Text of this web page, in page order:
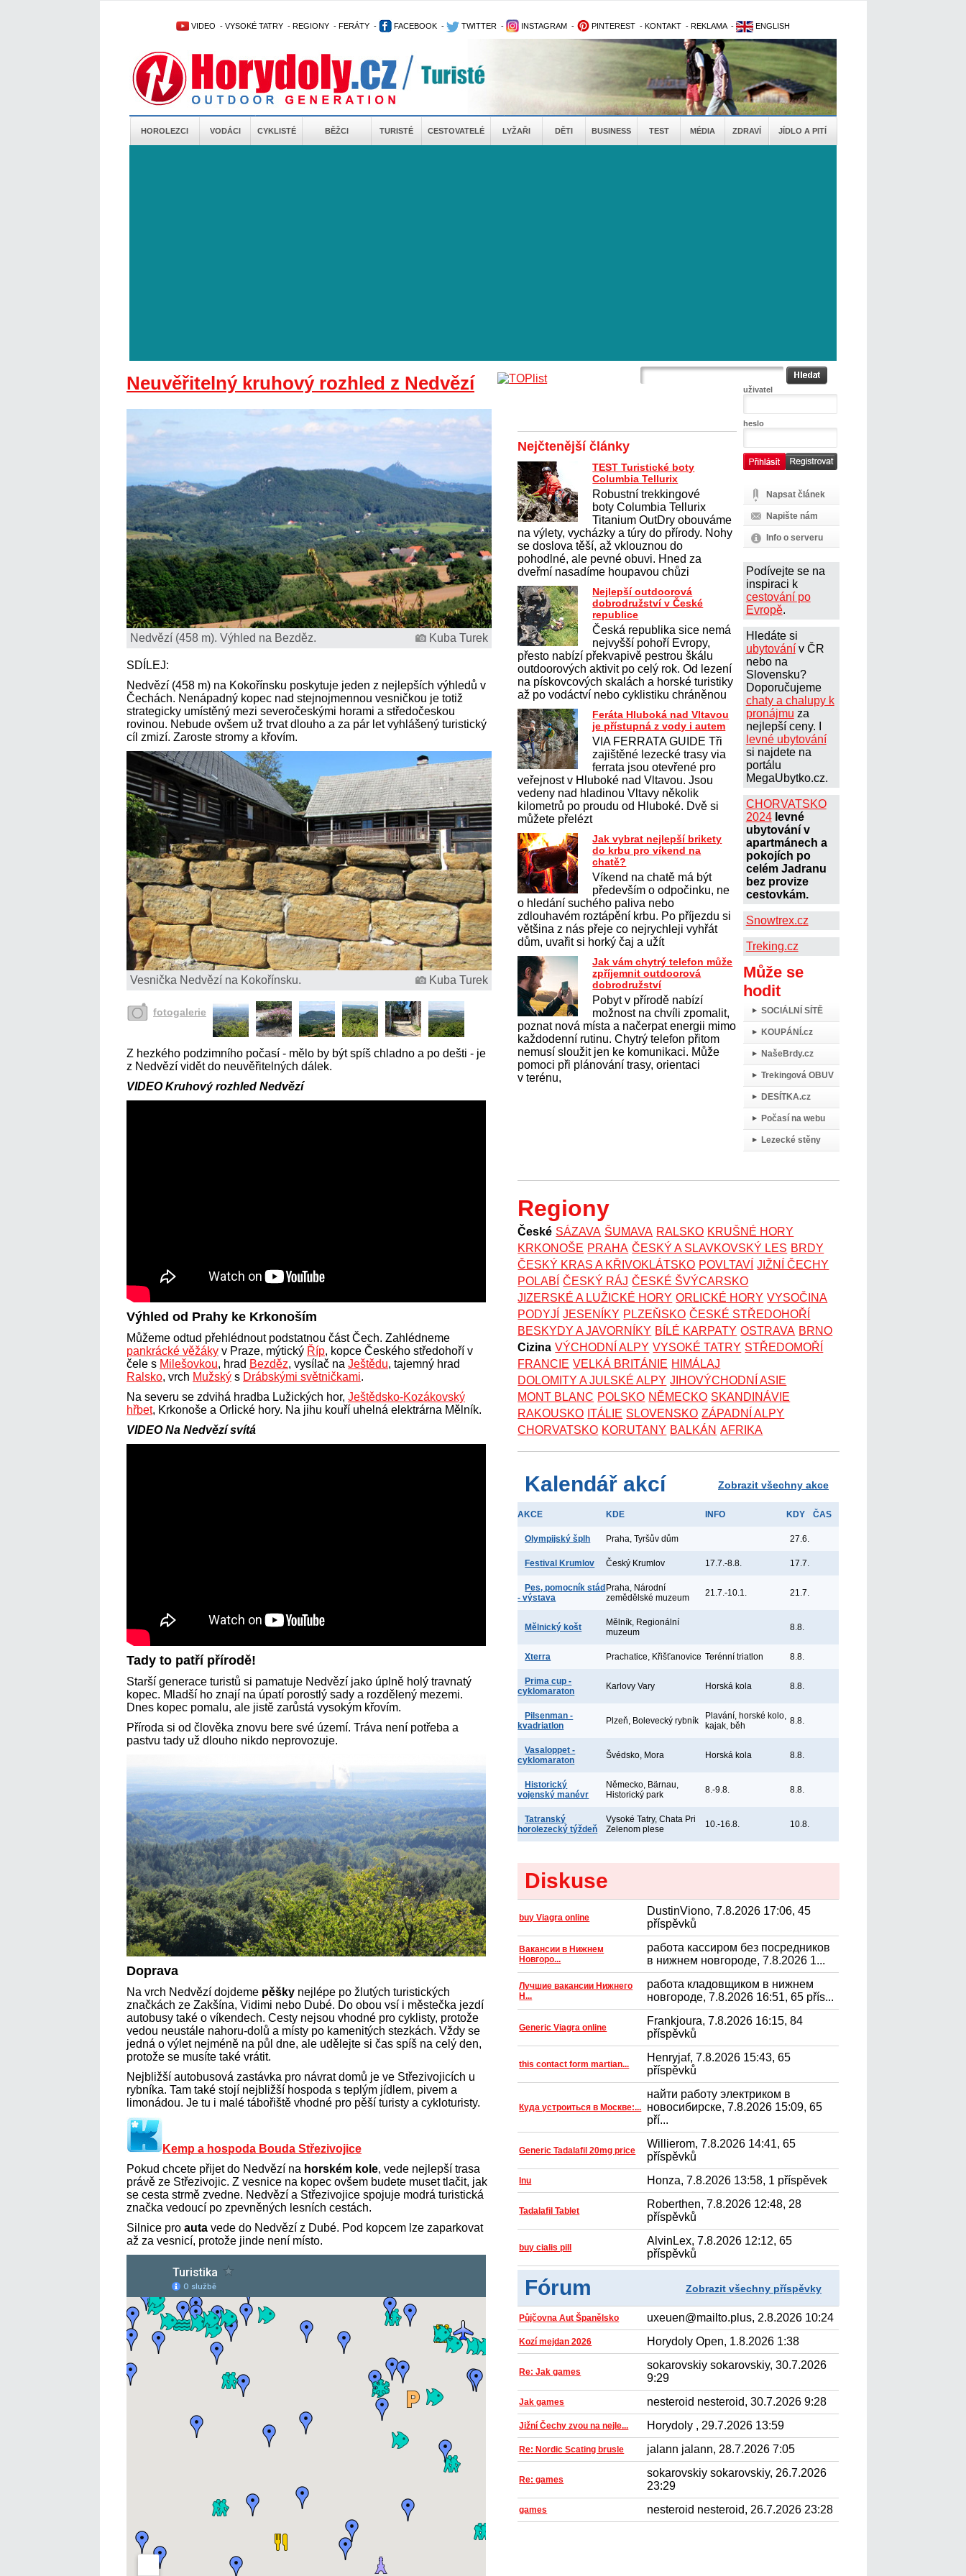
VIDEO - VYSOKÉ TATRY - REGIONY - FERÁTY - FACEBOOK - TWITTER - INSTAGRAM - PINTEREST - KONTAKT - REKLAMA - ENGLISH
HOROLEZCI VODÁCI CYKLISTÉ BĚŽCI TURISTÉ CESTOVATELÉ LYŽAŘI DĚTI BUSINESS TEST MÉDIA ZDRAVÍ JÍDLO A PITÍ
Neuvěřitelný kruhový rozhled z Nedvězí
Nedvězí (458 m). Výhled na Bezděz. Kuba Turek
SDÍLEJ:
Nedvězí (458 m) na Kokořínsku poskytuje jeden z nejlepších výhledů v
Čechách. Nenápadný kopec nad stejnojmennou vesničkou je totiž
strategicky umístěný mezi severočeskými horami a středočeskou
rovinou. Nebude ovšem už trvat dlouho a za pár let vyhlášený turistický
cíl zmizí. Zaroste stromy a křovím.
Vesnička Nedvězí na Kokořínsku. Kuba Turek
fotogalerie
Z hezkého podzimního počasí - mělo by být spíš chladno a po dešti - je
z Nedvězí vidět do neuvěřitelných dálek.
VIDEO Kruhový rozhled Nedvězí
Výhled od Prahy ke Krkonoším
Můžeme odtud přehlédnout podstatnou část Čech. Zahlédneme
pankrácké věžáky v Praze, mýtický Říp, kopce Českého středohoří v
čele s Milešovkou, hrad Bezděz, vysílač na Ještědu, tajemný hrad
Ralsko, vrch Mužský s Drábskými světničkami.
Na severu se zdvihá hradba Lužických hor, Ještědsko-Kozákovský
hřbet, Krkonoše a Orlické hory. Na jihu kouří uhelná elektrárna Mělník.
VIDEO Na Nedvězí svítá
Tady to patří přírodě!
Starší generace turistů si pamatuje Nedvězí jako úplně holý travnatý
kopec. Mladší ho znají na úpatí porostlý sady a rozdělený mezemi.
Dnes kopec pomalu, ale jistě zarůstá vysokým křovím.
Příroda si od člověka znovu bere své území. Tráva není potřeba a
pastvu tady už dlouho nikdo neprovozuje.
Doprava
Na vrch Nedvězí dojdeme pěšky nejlépe po žlutých turistických
značkách ze Zakšína, Vidimi nebo Dubé. Do obou vsí i městečka jezdí
autobusy také o víkendech. Cesty nejsou vhodné pro cyklisty, protože
vedou neustále nahoru-dolů a místy po kamenitých stezkách. Vždy se
jedná o výlet nejméně na půl dne, ale udělejte si čas spíš na celý den,
protože se musíte také vrátit.
Nejbližší autobusová zastávka pro návrat domů je ve Střezivojicích u
rybníka. Tam také stojí nejbližší hospoda s teplým jídlem, pivem a
limonádou. Je tu i malé tábořiště vhodné pro pěší turisty a cykloturisty.
Kemp a hospoda Bouda Střezivojice
Pokud chcete přijet do Nedvězí na horském kole, vede nejlepší trasa
právě ze Střezivojic. Z vesnice na kopec ovšem budete muset tlačit, jak
se cesta strmě zvedne. Nedvězí a Střezivojice spojuje modrá turistická
značka vedoucí po zpevněných lesních cestách.
Silnice pro auta vede do Nedvězí z Dubé. Pod kopcem lze zaparkovat
až za vesnicí, protože jinde není místo.
uživatel
heslo
Napsat článek
Napište nám
Info o serveru
Podívejte se na
inspiraci k
cestování po
Evropě.
Hledáte si
ubytovánív ČR
nebo na
Slovensku?
Doporučujeme
chaty a chalupy k
pronájmu za
nejlepší ceny. I
levné ubytování
si najdete na
portálu
MegaUbytko.cz.
CHORVATSKO
2024 levné
ubytování v
apartmánech a
pokojích po
celém Jadranu
bez provize
cestovkám.
Snowtrex.cz
Treking.cz
Může se
hodit
SOCIÁLNÍ SÍTĚ
KOUPÁNÍ.cz
NašeBrdy.cz
Trekingová OBUV
DESÍTKA.cz
Počasí na webu
Lezecké stěny
Nejčtenější články
TEST Turistické boty
Columbia Tellurix
Robustní trekkingové
boty Columbia Tellurix
Titanium OutDry obouváme
na výlety, vycházky a túry do přírody. Nohy
se doslova těší, až vklouznou do
pohodlné, ale pevné obuvi. Hned za
dveřmí nasadíme houpavou chůzi
Nejlepší outdoorová
dobrodružství v České
republice
Česká republika sice nemá
nejvyšší pohoří Evropy,
přesto nabízí překvapivě pestrou škálu
outdoorových aktivit po celý rok. Od lezení
na pískovcových skalách a horské turistiky
až po vodáctví nebo cyklistiku chráněnou
Feráta Hluboká nad Vltavou
je přístupná z vody i autem
VIA FERRATA GUIDE Tři
zajištěné lezecké trasy via
ferrata jsou otevřené pro
veřejnost v Hluboké nad Vltavou. Jsou
vedeny nad hladinou Vltavy několik
kilometrů po proudu od Hluboké. Dvě si
můžete přelézt
Jak vybrat nejlepší brikety
do krbu pro víkend na
chatě?
Víkend na chatě má být
především o odpočinku, ne
o hledání suchého paliva nebo
zdlouhavém roztápění krbu. Po příjezdu si
většina z nás přeje co nejrychleji vyhřát
dům, uvařit si horký čaj a užít
Jak vám chytrý telefon může
zpříjemnit outdoorová
dobrodružství
Pobyt v přírodě nabízí
možnost na chvíli zpomalit,
poznat nová místa a načerpat energii mimo
každodenní rutinu. Chytrý telefon přitom
nemusí sloužit jen ke komunikaci. Může
pomoci při plánování trasy, orientaci
v terénu,
Regiony
České SÁZAVA ŠUMAVA RALSKO KRUŠNÉ HORY
KRKONOŠE PRAHA ČESKÝ A SLAVKOVSKÝ LES BRDY
ČESKÝ KRAS A KŘIVOKLÁTSKO POVLTAVÍ JIŽNÍ ČECHY
POLABÍ
ČESKÝ RÁJ ČESKÉ ŠVÝCARSKO
JIZERSKÉ A LUŽICKÉ HORY ORLICKÉ HORY VYSOČINA
PODYJÍ
JESENÍKY PLZEŇSKO ČESKÉ STŘEDOHOŘÍ
BESKYDY A JAVORNÍKY BÍLÉ KARPATY OSTRAVA BRNO
Cizina VÝCHODNÍ ALPY VYSOKÉ TATRY STŘEDOMOŘÍ
FRANCIE VELKÁ BRITÁNIE HIMÁLAJ
DOLOMITY A JULSKÉ ALPY JIHOVÝCHODNÍ ASIE
MONT BLANC POLSKO NĚMECKO SKANDINÁVIE
RAKOUSKO ITÁLIE SLOVENSKO ZÁPADNÍ ALPY
CHORVATSKO KORUTANY BALKÁN AFRIKA
Kalendář akcí Zobrazit všechny akce
AKCE KDE INFO KDY ČAS
Olympijský šplh Praha, Tyršův dům 27.6.
Festival Krumlov Český Krumlov 17.7.-8.8. 17.7.
Pes, pomocník stád
- výstava
Praha, Národní
zemědělské muzeum
21.7.-10.1. 21.7.
Mělnický košt
Mělník, Regionální
muzeum
8.8.
Xterra Prachatice, Křišťanovice Terénní triatlon 8.8.
Prima cup -
cyklomaraton
Karlovy Vary Horská kola 8.8.
Pilsenman -
kvadriatlon
Plzeň, Bolevecký rybník
Plavání, horské kolo,
kajak, běh
8.8.
Vasaloppet -
cyklomaraton
Švédsko, Mora Horská kola 8.8.
Historický
vojenský manévr
Německo, Bärnau,
Historický park
8.-9.8. 8.8.
Tatranský
horolezecký týždeň
Vysoké Tatry, Chata Pri
Zelenom plese
10.-16.8. 10.8.
Diskuse
buy Viagra online
DustinViono, 7.8.2026 17:06, 45
příspěvků
Вакансии в Нижнем
Новгоро...
работа кассиром без посредников
в нижнем новгороде, 7.8.2026 1...
Лучшие вакансии Нижнего
Н...
работа кладовщиком в нижнем
новгороде, 7.8.2026 16:51, 65 přís...
Generic Viagra online
Frankjoura, 7.8.2026 16:15, 84
příspěvků
this contact form martian...
Henryjaf, 7.8.2026 15:43, 65
příspěvků
Куда устроиться в Москве:...
найти работу электриком в
новосибирске, 7.8.2026 15:09, 65
pří...
Generic Tadalafil 20mg price
Willierom, 7.8.2026 14:41, 65
příspěvků
Inu Honza, 7.8.2026 13:58, 1 příspěvek
Tadalafil Tablet
Roberthen, 7.8.2026 12:48, 28
příspěvků
buy cialis pill
AlvinLex, 7.8.2026 12:12, 65
příspěvků
Fórum Zobrazit všechny příspěvky
Půjčovna Aut Španělsko uxeuen@mailto.plus, 2.8.2026 10:24
Kozí mejdan 2026 Horydoly Open, 1.8.2026 1:38
Re: Jak games
sokarovskiy sokarovskiy, 30.7.2026
9:29
Jak games nesteroid nesteroid, 30.7.2026 9:28
Jižní Čechy zvou na nejle... Horydoly , 29.7.2026 13:59
Re: Nordic Scating brusle jalann jalann, 28.7.2026 7:05
Re: games
sokarovskiy sokarovskiy, 26.7.2026
23:29
games nesteroid nesteroid, 26.7.2026 23:28